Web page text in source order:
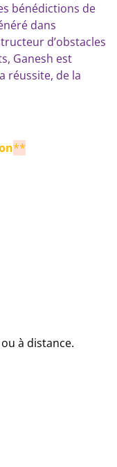
bénédictions de
dans
d’obstacles
Ganesh est
réussite, de la
**
à distance.